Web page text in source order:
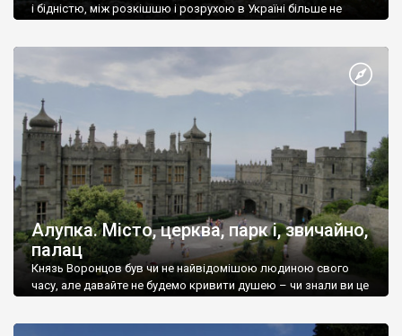
і бідністю, між розкішшю і розрухою в Україні більше не
Алупка. Місто, церква, парк і, звичайно,
палац
Князь Воронцов був чи не найвідомішою людиною свого
часу, але давайте не будемо кривити душею – чи знали ви це